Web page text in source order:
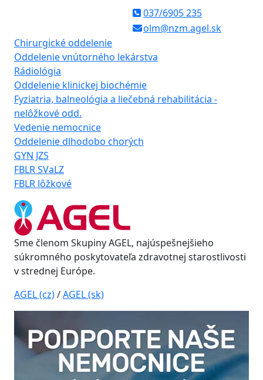
037/6905 235
olm@nzm.agel.sk
Chirurgické oddelenie
Oddelenie vnútorného lekárstva
Rádiológia
Oddelenie klinickej biochémie
Fyziatria, balneológia a liečebná rehabilitácia -
nelôžkové odd.
Vedenie nemocnice
Oddelenie dlhodobo chorých
GYN JZS
FBLR SVaLZ
FBLR lôžkové
Sme členom Skupiny AGEL, najúspešnejšieho
súkromného poskytovateľa zdravotnej starostlivosti
v strednej Európe.
AGEL (cz)/AGEL (sk)